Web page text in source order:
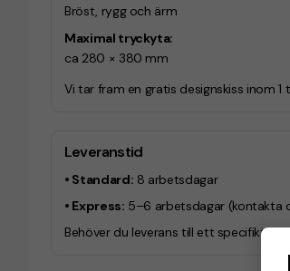
Bröst, rygg och ärm
Maximal tryckyta:
ca 280 × 380 mm
Vi tar fram en gratis designskiss inom
Leveranstid
• Standard: 8 arbetsdagar
• Express: 5–6 arbetsdagar (kontakta
Behöver du leverans till ett specifikt